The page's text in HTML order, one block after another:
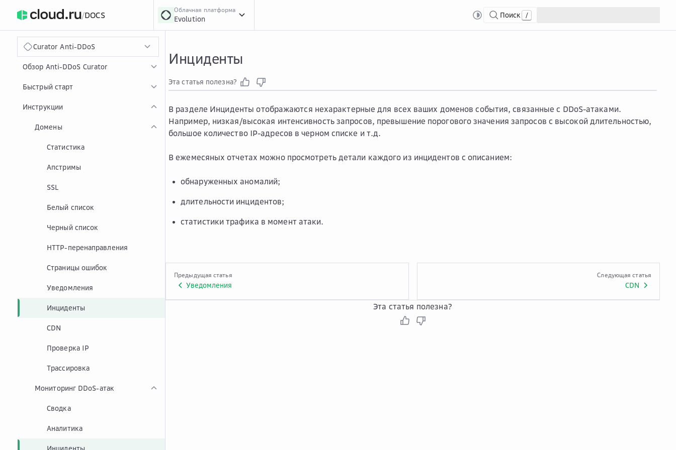
/DOCS
Облачная платформа
Evolution Поиск /
Curator Anti-DDoS
Обзор Anti-DDoS Curator
Быстрый старт
Инструкции
Домены
Статистика
Апстримы
SSL
Белый список
Черный список
HTTP-перенаправления
Страницы ошибок
Уведомления
Инциденты
CDN
Проверка IP
Трассировка
Мониторинг DDoS-атак
Сводка
Аналитика
Инциденты
Инциденты
Эта статья полезна?
В разделе Инциденты отображаются нехарактерные для всех ваших доменов события, связанные с DDoS-атаками.
Например, низкая/высокая интенсивность запросов, превышение порогового значения запросов с высокой длительностью,
большое количество IP-адресов в черном списке и т.д.
В ежемесяных отчетах можно просмотреть детали каждого из инцидентов с описанием:
обнаруженных аномалий;
длительности инцидентов;
статистики трафика в момент атаки.
Предыдущая статья
Уведомления
Следующая статья
CDN
Эта статья полезна?